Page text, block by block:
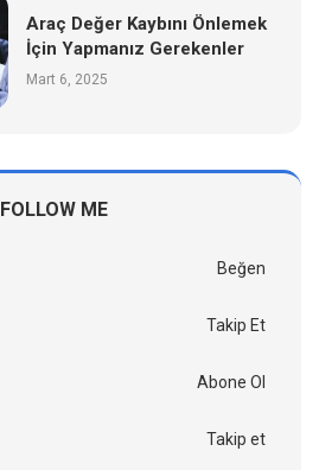
Araç Değer Kaybını Önlemek
İçin Yapmanız Gerekenler
Mart 6, 2025
FOLLOW ME
Beğen
Takip Et
Abone Ol
Takip et